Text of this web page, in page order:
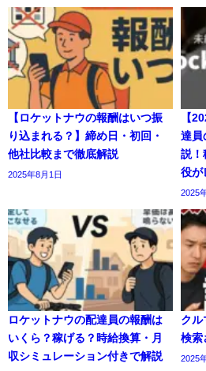
【ロケットナウの報酬はいつ振
り込まれる？】締め日・初回・
他社比較まで徹底解説
2025年8月1日
【
達員
説！
役が
2025
ロケットナウの配達員の報酬は
いくら？稼げる？時給換算・月
収シミュレーション付きで解説
クル
検索
2025